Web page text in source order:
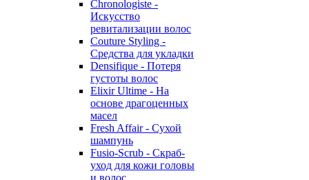
Chronologiste -
Искусство
ревитализации волос
Couture Styling -
Средства для укладки
Densifique - Потеря
густоты волос
Elixir Ultime - На
основе драгоценных
масел
Fresh Affair - Сухой
шампунь
Fusio-Scrub - Скраб-
уход для кожи головы
и волос